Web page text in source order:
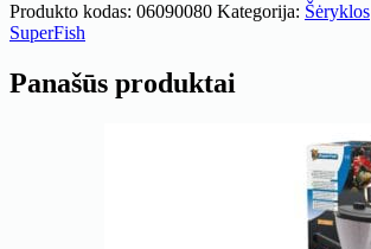
Produkto kodas: 06090080 Kategorija: Šėryklos
SuperFish
Panašūs produktai